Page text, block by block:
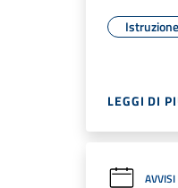
Istruzione
LEGGI DI
AVVISI